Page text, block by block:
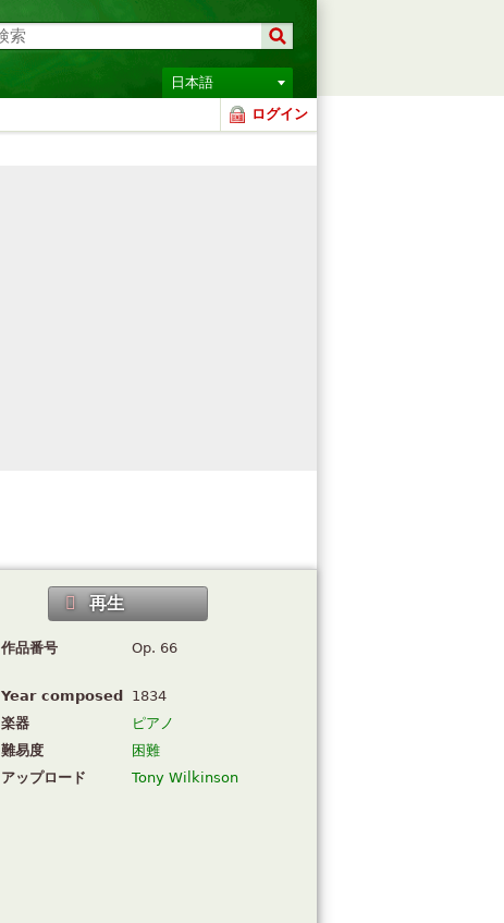
日本語
ログイン
再生
作品番号 Op. 66
Year composed
1834
楽器
ピアノ
難易度
困難
アップロード Tony Wilkinson